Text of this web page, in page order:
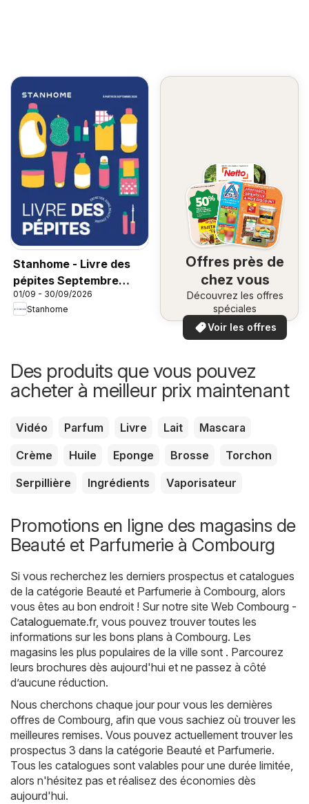
Stanhome - Livre des
pépites Septembre
2026
01/09 - 30/09/2026
Stanhome
Offres près de
chez vous
Découvrez les offres
spéciales
Voir les offres
Des produits que vous pouvez
acheter à meilleur prix maintenant
Vidéo Parfum Livre Lait
Mascara
Crème
Huile Eponge Brosse
Torchon
Serpillière
Ingrédients Vaporisateur
Promotions en ligne des magasins de
Beauté et Parfumerie à Combourg
Si vous recherchez les derniers prospectus et catalogues
de la catégorie Beauté et Parfumerie à Combourg, alors
vous êtes au bon endroit ! Sur notre site Web Combourg -
Cataloguemate.fr, vous pouvez trouver toutes les
informations sur les bons plans à Combourg. Les
magasins les plus populaires de la ville sont . Parcourez
leurs brochures dès aujourd'hui et ne passez à côté
d’aucune réduction.
Nous cherchons chaque jour pour vous les dernières
offres de Combourg, afin que vous sachiez où trouver les
meilleures remises. Vous pouvez actuellement trouver les
prospectus 3 dans la catégorie Beauté et Parfumerie.
Tous les catalogues sont valables pour une durée limitée,
alors n'hésitez pas et réalisez des économies dès
aujourd'hui.